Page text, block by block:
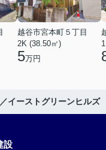
越谷市宮本町５丁目
2K (38.50㎡)
5万円
イーストグリーンヒルズ
設